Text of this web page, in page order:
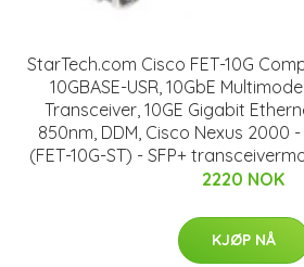
StarTech.com Cisco FET-10G
10GBASE-USR, 10GbE
Transceiver, 10GE Gigabit
850nm, DDM, Cisco Nexus 2000
(FET-10G-ST) - SFP+
2220 NOK
KJØP NÅ